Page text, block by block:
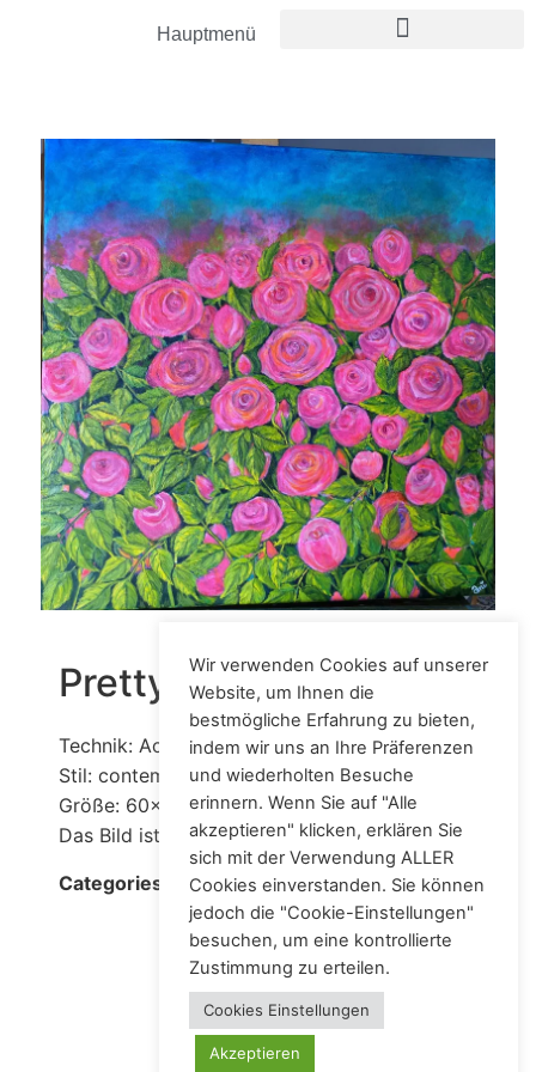
Hauptmenü
Pretty pink roses
Technik: Acryl auf Leinwand
Stil: contemporary
Größe: 60x60 cm
Das Bild ist bereits verkauft.
Categories: Acrylic
Künstlerin – Malerin
Wir verwenden Cookies auf unserer
Website, um Ihnen die
bestmögliche Erfahrung zu bieten,
indem wir uns an Ihre Präferenzen
und wiederholten Besuche
erinnern. Wenn Sie auf "Alle
akzeptieren" klicken, erklären Sie
sich mit der Verwendung ALLER
Cookies einverstanden. Sie können
jedoch die "Cookie-Einstellungen"
besuchen, um eine kontrollierte
Zustimmung zu erteilen.
Cookies Einstellungen
Akzeptieren